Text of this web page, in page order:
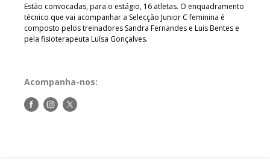
Estão convocadas, para o estágio, 16 atletas. O enquadramento
técnico que vai acompanhar a Selecção Junior C feminina é
composto pelos treinadores Sandra Fernandes e Luis Bentes e
pela fisioterapeuta Luísa Gonçalves.
Acompanha-nos:
Siga-Siga-Siga-